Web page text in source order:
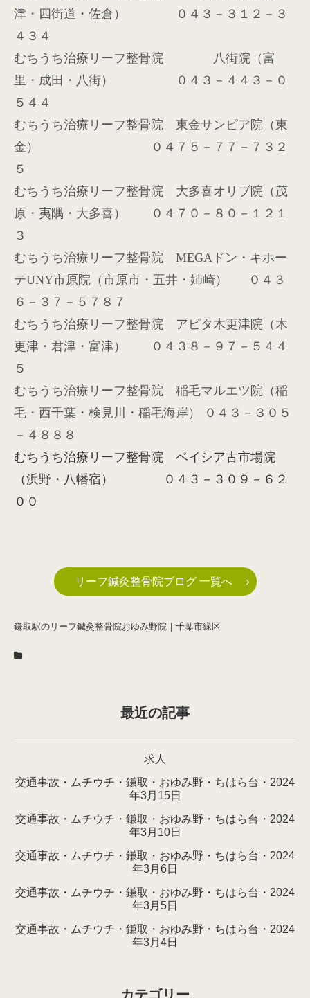
津・四街道・佐倉） ０４３－３１２－３
４３４
むちうち治療リーフ整骨院 八街院（富
里・成田・八街） ０４３－４４３－０
５４４
むちうち治療リーフ整骨院 東金サンピア院（東
金） ０４７５－７７－７３２
５
むちうち治療リーフ整骨院 大多喜オリブ院（茂
原・夷隅・大多喜） ０４７０－８０－１２１
３
むちうち治療リーフ整骨院 MEGA ドン・キホー
テUNY市原院（市原市・五井・姉崎）
０４３
６－３７－５７８７
むちうち治療リーフ整骨院 アピタ木更津院（木
更津・君津・富津） ０４３８－９７－５４４
５
むちうち治療リーフ整骨院 稲毛マルエツ院（稲
毛・西千葉・検見川・稲毛海岸） ０４３－３０５
－４８８８
むちうち治療リーフ整骨院 ベイシア古市場院
（浜野・八幡宿） ０４３－３０９－６２
００
リーフ鍼灸整骨院ブログ 一覧へ
鎌取駅のリーフ鍼灸整骨院おゆみ野院｜千葉市緑区
最近の記事
求人
交通事故・ムチウチ・鎌取・おゆみ野・ちはら台・2024
年3月15日
交通事故・ムチウチ・鎌取・おゆみ野・ちはら台・2024
年3月10日
交通事故・ムチウチ・鎌取・おゆみ野・ちはら台・2024
年3月6日
交通事故・ムチウチ・鎌取・おゆみ野・ちはら台・2024
年3月5日
交通事故・ムチウチ・鎌取・おゆみ野・ちはら台・2024
年3月4日
カテゴリー